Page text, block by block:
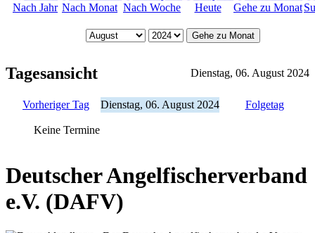
Nach Jahr Nach Monat Nach Woche Heute Gehe zu Monat
Gehe zu Monat
Tagesansicht Dienstag, 06. August 2024
Vorheriger Tag Dienstag, 06. August 2024 Folgetag
Keine Termine
Deutscher Angelfischerverband
e.V. (DAFV)